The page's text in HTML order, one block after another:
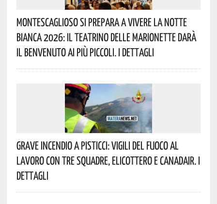
Montescaglioso Si Prepara A Vivere La Notte
Bianca 2026: Il Teatrino Delle Marionette Darà
Il Benvenuto Ai Più Piccoli. I Dettagli
Grave Incendio A Pisticci: Vigili Del Fuoco Al
Lavoro Con Tre Squadre, Elicottero E Canadair. I
Dettagli